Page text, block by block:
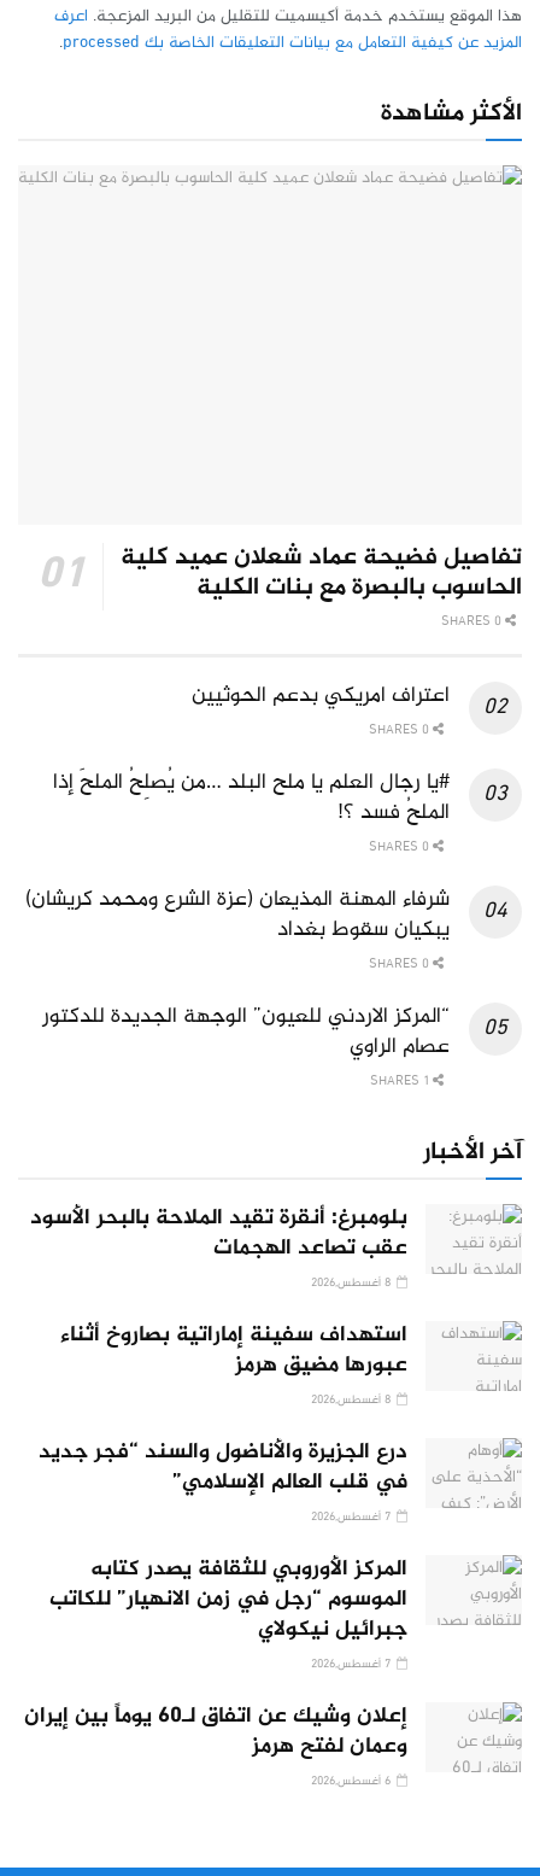
هذا الموقع يستخدم خدمة أكيسميت للتقليل من البريد المزعجة. اعرف
المزيد عن كيفية التعامل مع بيانات التعليقات الخاصة بك processed
.
الأكثر مشاهدة
تفاصيل فضيحة عماد شعلان عميد كلية
الحاسوب بالبصرة مع بنات الكلية
اعتراف امريكي بدعم الحوثيين
#يا رجال العلم يا ملح البلد …من يُصلِحُ الملحَ إذا
الملحُ فسد ؟!
شرفاء المهنة المذيعان (عزة الشرع ومحمد كريشان)
يبكيان سقوط بغداد
“المركز الاردني للعيون” الوجهة الجديدة للدكتور
عصام الراوي
آخر الأخبار
بلومبرغ: أنقرة تقيد الملاحة بالبحر الأسود
عقب تصاعد الهجمات
استهداف سفينة إماراتية بصاروخ أثناء
عبورها مضيق هرمز
درع الجزيرة والأناضول والسند “فجر جديد
في قلب العالم الإسلامي”
المركز الأوروبي للثقافة يصدر كتابه
الموسوم “رجل في زمن الانهيار” للكاتب
جبرائيل نيكولاي
إعلان وشيك عن اتفاق لـ60 يوماً بين إيران
وعمان لفتح هرمز